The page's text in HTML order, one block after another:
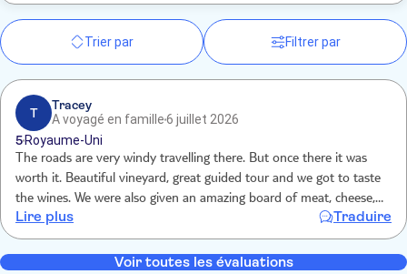
Trier par Filtrer par
T
Tracey
A voyagé en famille6 juillet 2026
5 Royaume-Uni
The roads are very windy travelling there. But once there it was
worth it. Beautiful vineyard, great guided tour and we got to taste
the wines. We were also given an amazing board of meat, cheese,
nuts, olives and dried fruit.
Lire plus Traduire
Voir toutes les évaluations